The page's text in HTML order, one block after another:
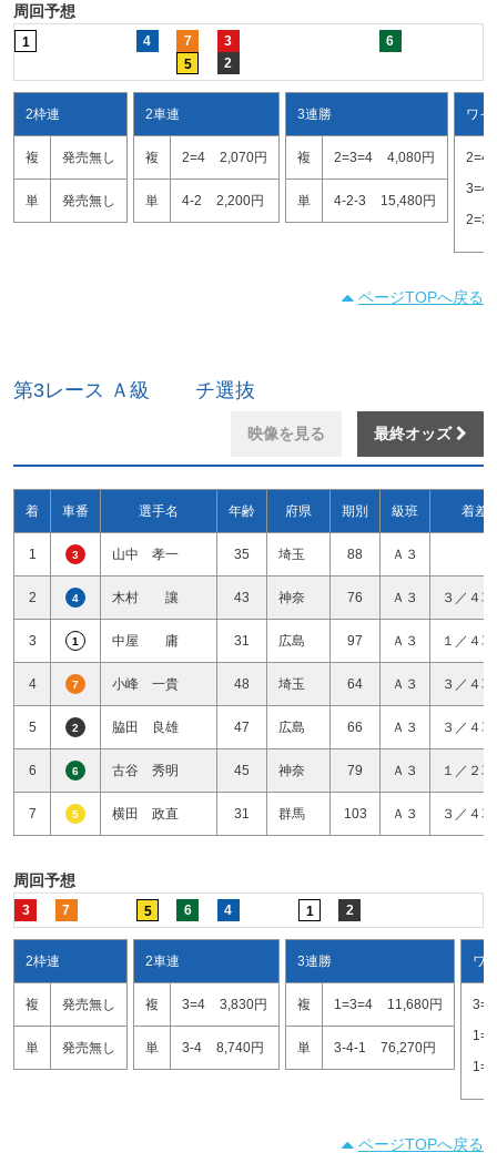
周回予想
1 4 7 3
6
5
2
2枠連
複 発売無し
単 発売無し
2車連
複 2=4 2,070円
単 4-2 2,200円
3連勝
複 2=3=4 4,080円
単 4-2-3 15,480円
ワイ
2=4
3=4
2=3
ページTOPへ戻る
第3レース Ａ級 チ選抜
映像を見る 最終オッズ
着 車番 選手名 年齢 府県 期別 級班 着差
1 3 山中 孝一 35 埼玉 88 Ａ３
2 4 木村 讓 43 神奈 76 Ａ３ ３／４
3 1 中屋 庸 31 広島 97 Ａ３ １／４
4 7 小峰 一貴 48 埼玉 64 Ａ３ ３／４
5 2 脇田 良雄 47 広島 66 Ａ３ ３／４
6 6 古谷 秀明 45 神奈 79 Ａ３ １／２
7 5 横田 政直 31 群馬 103 Ａ３ ３／４
周回予想
3 7 5 6 4 1 2
2枠連
複 発売無し
単 発売無し
2車連
複 3=4 3,830円
単 3-4 8,740円
3連勝
複 1=3=4 11,680円
単 3-4-1 76,270円
ワ
ページTOPへ戻る